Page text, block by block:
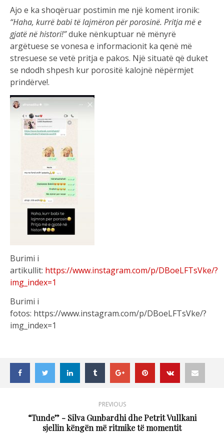
Ajo e ka shoqëruar postimin me një koment ironik:
“Haha, kurrëbabi tëlajmëronpërporosinë. Pritjamëe
gjatënëhistori!”duke nënkuptuar në mënyrë
argëtuese se vonesa e informacionit ka qenë më
stresuese se vetë pritja e pakos. Një situatë që duket
se ndodh shpesh kur porositë kalojnë nëpërmjet
prindërve!.
Burimi i
artikullit: https://www.instagram.com/p/DBoeLFTsVke/?
img_index=1
Burimi i
fotos: https://www.instagram.com/p/DBoeLFTsVke/?
img_index=1
PREVIOUS
“Tunde” - Silva Gunbardhi dhe Petrit Vullkani
sjellin këngën më ritmike të momentit